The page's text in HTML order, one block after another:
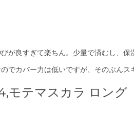
が良すぎて楽ちん。少量で済むし、
でカバー力は低いですが、そのぶんス
モテマスカラ ロング